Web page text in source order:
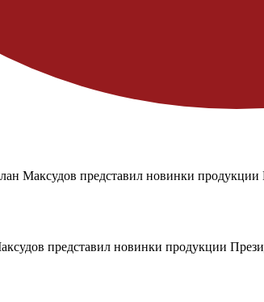
Максудов представил новинки
представил новинки продукции